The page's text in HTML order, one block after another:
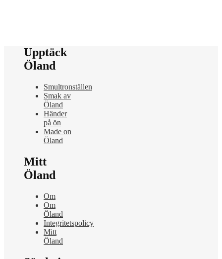
Upptäck
Öland
Smultronställen
Smak av
Öland
Händer
på ön
Made on
Öland
Mitt
Öland
Om
Om
Öland
Integritetspolicy
Mitt
Öland